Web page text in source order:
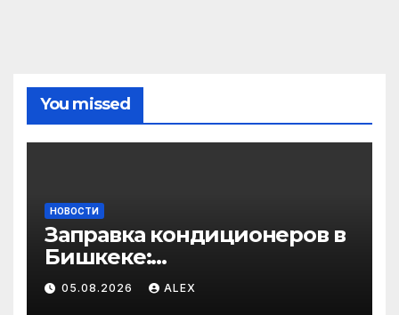
You missed
НОВОСТИ
Заправка кондиционеров в
Бишкеке:
профессиональные услуги
для дома и авто
05.08.2026 ALEX